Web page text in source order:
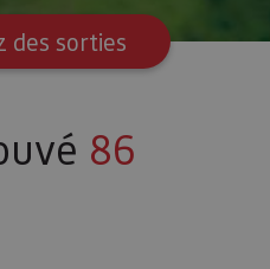
des sorties
86